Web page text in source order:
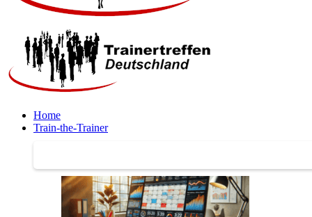
Home
Train-the-Trainer